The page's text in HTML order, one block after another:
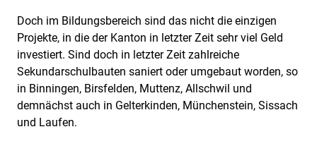
Doch im Bildungsbereich sind das nicht die einzigen
Projekte, in die der Kanton in letzter Zeit sehr viel Geld
investiert. Sind doch in letzter Zeit zahlreiche
Sekundarschulbauten saniert oder umgebaut worden, so
in Binningen, Birsfelden, Muttenz, Allschwil und
demnächst auch in Gelterkinden, Münchenstein, Sissach
und Laufen.